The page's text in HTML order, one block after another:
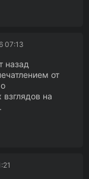
07:13
назад
от
на